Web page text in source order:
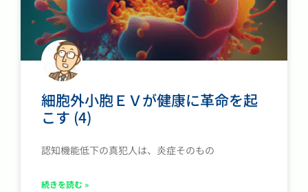
細胞外小胞ＥＶが健康に革命を起
こす (4)
認知機能低下の真犯人は、炎症そのもの
続きを読む »